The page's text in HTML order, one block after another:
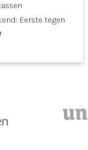
Eerste tegen